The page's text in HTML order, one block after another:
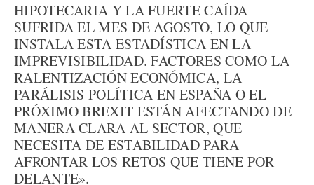
HIPOTECARIA Y LA FUERTE CAÍDA
SUFRIDA EL MES DE AGOSTO, LO QUE
INSTALA ESTA ESTADÍSTICA EN LA
IMPREVISIBILIDAD. FACTORES COMO LA
RALENTIZACIÓN ECONÓMICA, LA
PARÁLISIS POLÍTICA EN ESPAÑA O EL
PRÓXIMO BREXIT ESTÁN AFECTANDO DE
MANERA CLARA AL SECTOR, QUE
NECESITA DE ESTABILIDAD PARA
AFRONTAR LOS RETOS QUE TIENE POR
DELANTE».